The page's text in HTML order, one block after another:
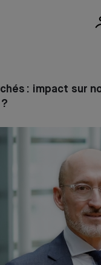
: impact sur